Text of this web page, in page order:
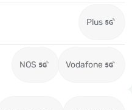
Plus
NOS Vodafone